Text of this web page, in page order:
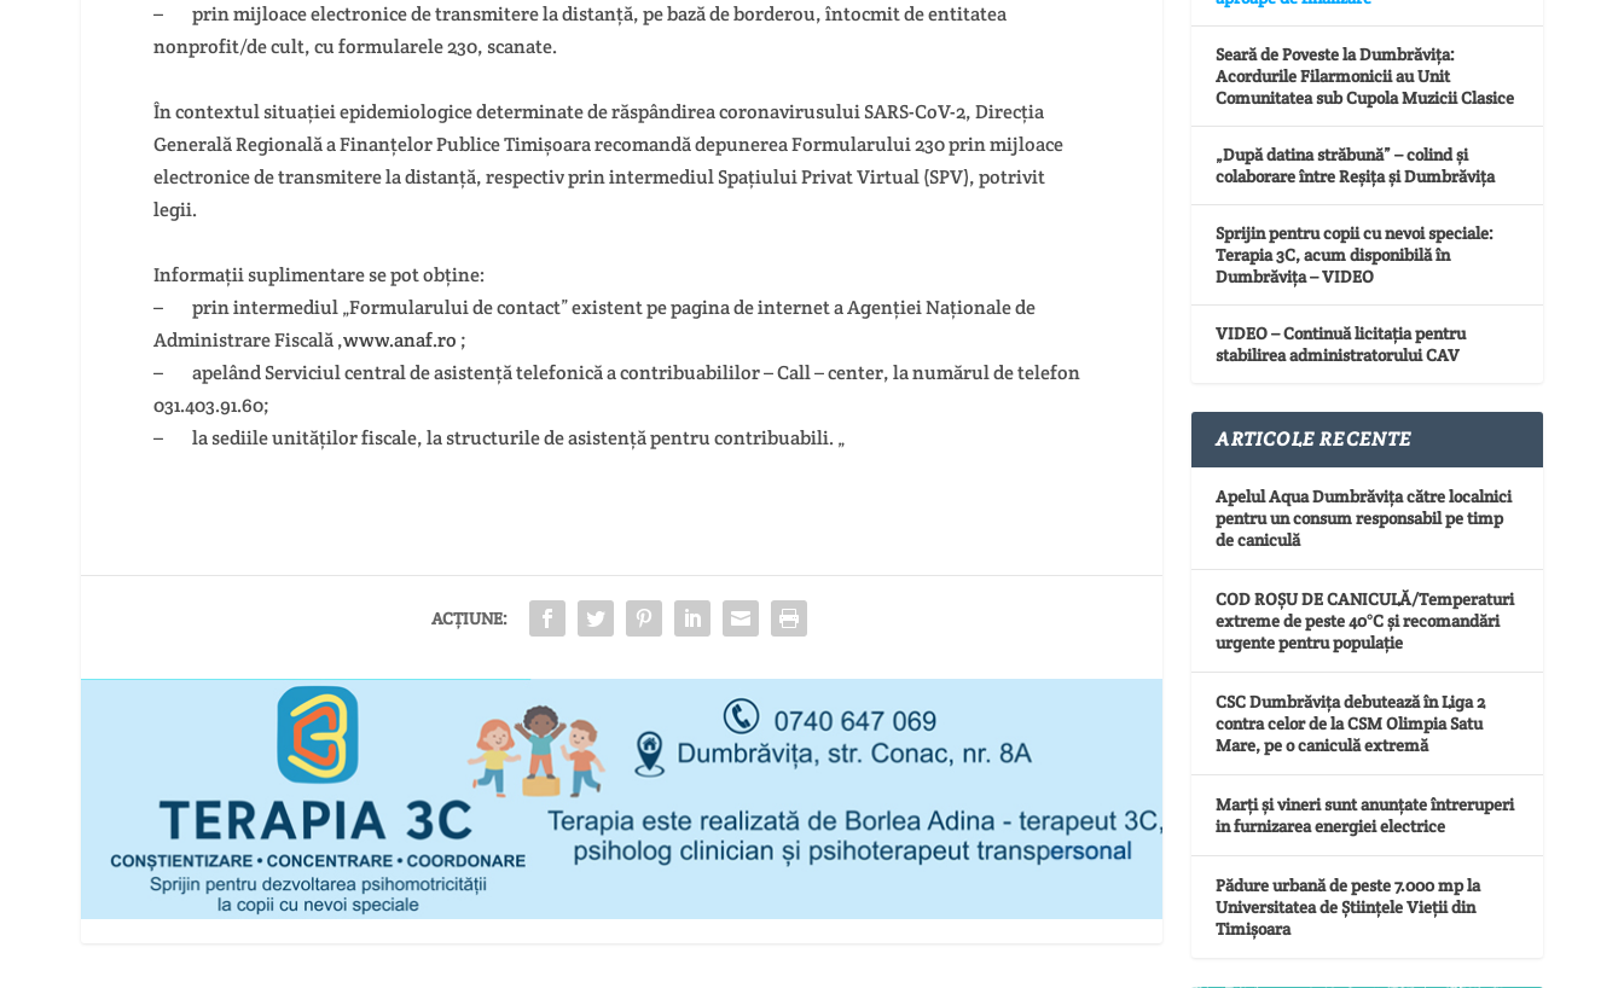
– prin mijloace electronice de transmitere la distanță, pe bază de borderou, întocmit de entitatea
nonprofit/de cult, cu formularele 230, scanate.
În contextul situației epidemiologice determinate de răspândirea coronavirusului SARS-CoV-2, Direcția
Generală Regională a Finanțelor Publice Timișoara recomandă depunerea Formularului 230 prin mijloace
electronice de transmitere la distanță, respectiv prin intermediul Spațiului Privat Virtual (SPV), potrivit
legii.
Informații suplimentare se pot obține:
– prin intermediul „Formularului de contact” existent pe pagina de internet a Agenției Naționale de
Administrare Fiscală ,www.anaf.ro ;
– apelând Serviciul central de asistență telefonică a contribuabililor – Call – center, la numărul de telefon
031.403.91.60;
– la sediile unităților fiscale, la structurile de asistență pentru contribuabili. „
ACȚIUNE:
Seară de Poveste la Dumbrăvița:
Acordurile Filarmonicii au Unit
Comunitatea sub Cupola Muzicii Clasice
„După datina străbună” – colind și
colaborare între Reșița și Dumbrăvița
Sprijin pentru copii cu nevoi speciale:
Terapia 3C, acum disponibilă în
Dumbrăvița – VIDEO
VIDEO – Continuă licitația pentru
stabilirea administratorului CAV
ARTICOLE RECENTE
Apelul Aqua Dumbrăvița către localnici
pentru un consum responsabil pe timp
de caniculă
COD ROȘU DE CANICULĂ/Temperaturi
extreme de peste 40°C și recomandări
urgente pentru populație
CSC Dumbrăvița debutează în Liga 2
contra celor de la CSM Olimpia Satu
Mare, pe o caniculă extremă
Marți și vineri sunt anunțate întreruperi
in furnizarea energiei electrice
Pădure urbană de peste 7.000 mp la
Universitatea de Științele Vieții din
Timișoara